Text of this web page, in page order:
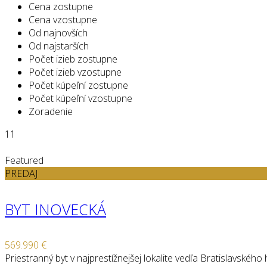
Cena zostupne
Cena vzostupne
Od najnovších
Od najstarších
Počet izieb zostupne
Počet izieb vzostupne
Počet kúpeľní zostupne
Počet kúpeľní vzostupne
Zoradenie
11
Featured
PREDAJ
BYT INOVECKÁ
569.990 €
Priestranný byt v najprestížnejšej lokalite vedľa Bratislavského